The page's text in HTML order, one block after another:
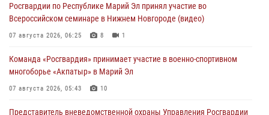
Росгвардии по Республике Марий Эл принял участие во
Всероссийском семинаре в Нижнем Новгороде (видео)
07 августа 2026, 06:25 8 1
Команда «Росгвардия» принимает участие в военно-спортивном
многоборье «Акпатыр» в Марий Эл
07 августа 2026, 05:43 10
Представитель вневедомственной охраны Управления Росгвардии